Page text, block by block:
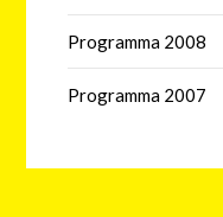
Programma 2008
Programma 2007